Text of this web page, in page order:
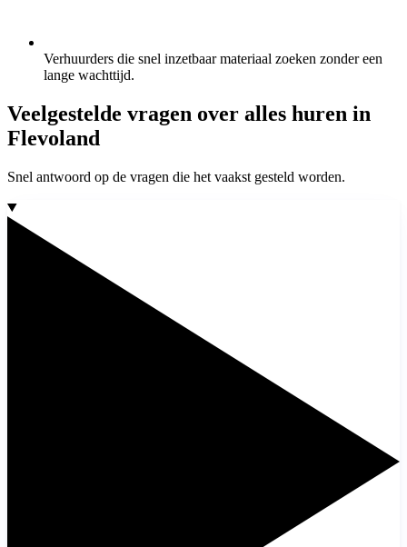
Verhuurders die snel inzetbaar materiaal zoeken zonder een
lange wachttijd.
Veelgestelde vragen over alles huren in
Flevoland
Snel antwoord op de vragen die het vaakst gesteld worden.